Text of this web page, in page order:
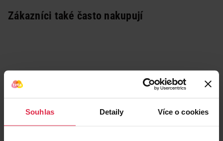
Souhlas Detaily Více o cookies
Zákazníci také často nakupují